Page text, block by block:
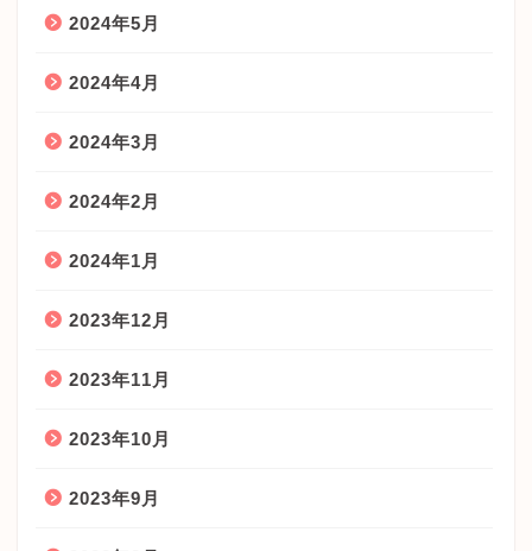
2024年5月
2024年4月
2024年3月
2024年2月
2024年1月
2023年12月
2023年11月
2023年10月
2023年9月